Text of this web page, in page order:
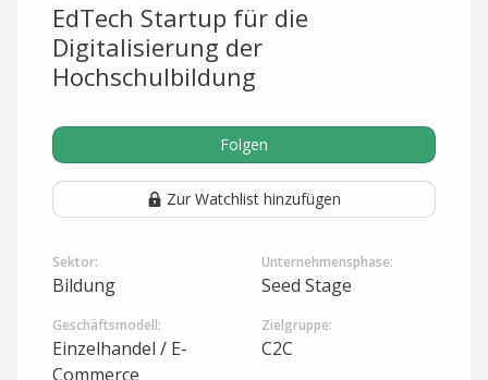
EdTech Startup für die
Digitalisierung der
Hochschulbildung
Folgen
Zur Watchlist hinzufügen
Sektor:
Bildung
Unternehmensphase:
Seed Stage
Geschäftsmodell:
Einzelhandel / E-
Commerce
Zielgruppe:
C2C